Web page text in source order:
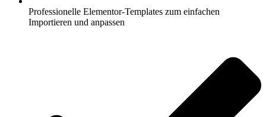
Professionelle Elementor-Templates zum einfachen
Importieren und anpassen